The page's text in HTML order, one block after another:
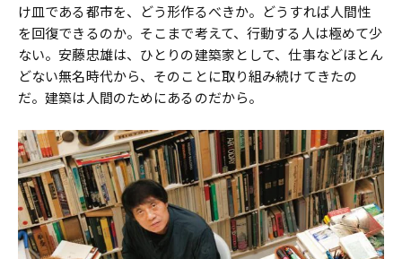
け皿である都市を、どう形作るべきか。どうすれば人間性
を回復できるのか。そこまで考えて、行動する人は極めて少
ない。安藤忠雄は、ひとりの建築家として、仕事などほとん
どない無名時代から、そのことに取り組み続けてきたの
だ。建築は人間のためにあるのだから。